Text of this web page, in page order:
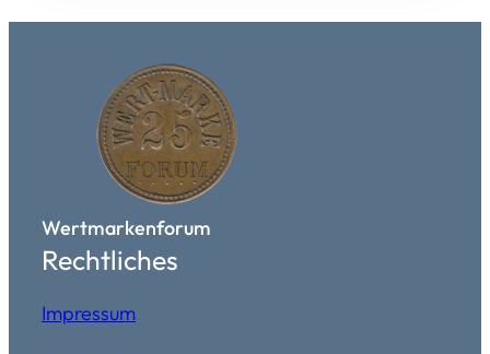
Wertmarkenforum
Rechtliches
Impressum